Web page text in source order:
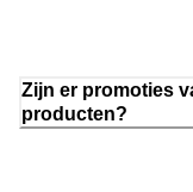
Zijn er promoties
producten?